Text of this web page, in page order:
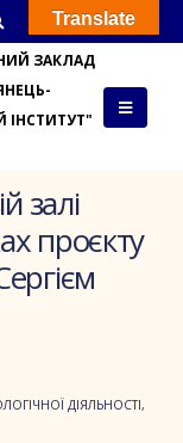
ЗАКЛАД
залі
проєкту
ДІЯЛЬНОСТІ,
Translate